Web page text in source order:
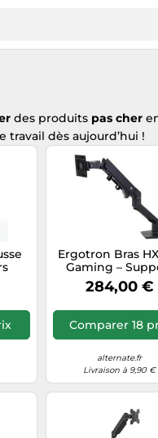
des produits pas cher
travail dès aujourd’hui !
Ergotron Bras
Gaming –
mono-écran
incurvé 1000R,
284,00 €
Comparer 18
alternate.fr
Livraison à 9,90 €